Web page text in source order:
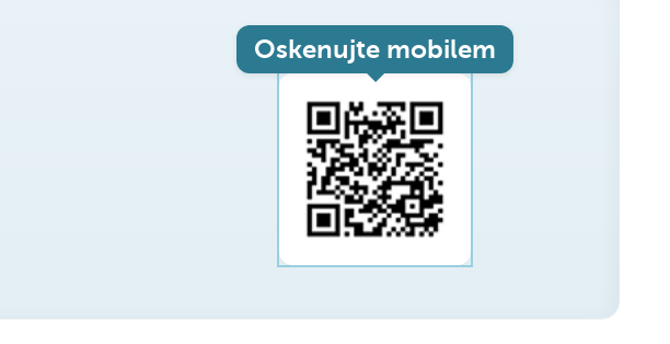
Oskenujte mobilem